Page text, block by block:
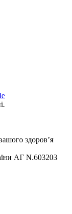
здоров’я
АГ N.603203